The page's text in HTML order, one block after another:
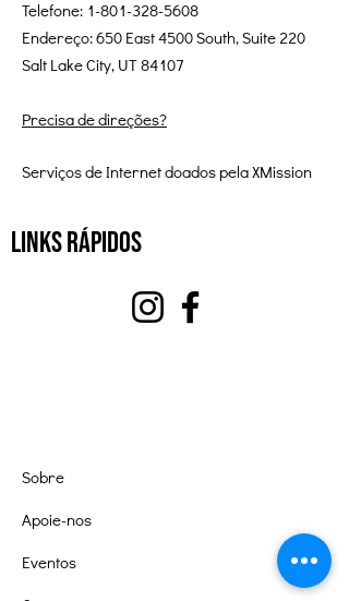
Telefone: 1-801-328-5608
Endereço: 650 East 4500 South, Suite 220
Salt Lake City, UT 84107
Precisa de direções?
Serviços de Internet doados pela XMission
Links Rápidos
Sobre
Apoie-nos
Eventos